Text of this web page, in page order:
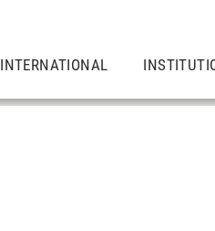
INTERNATIONAL